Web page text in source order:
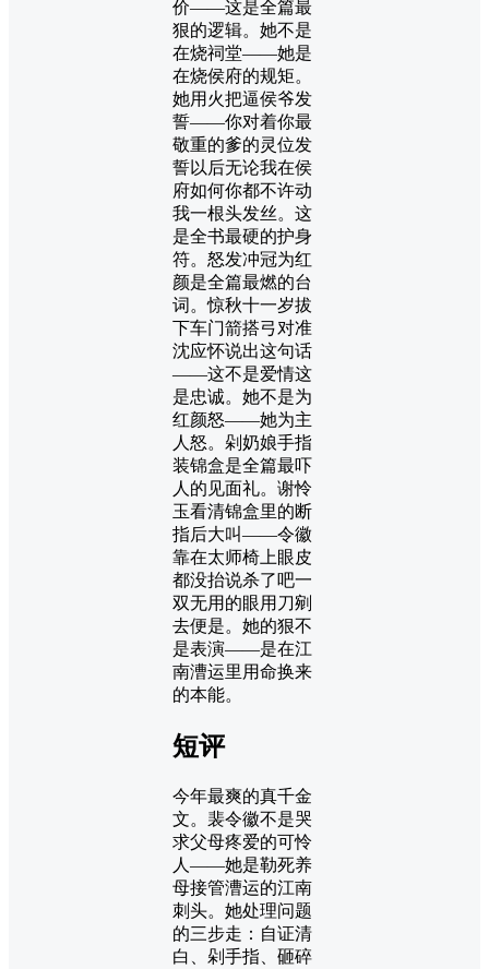
价——这是全篇最
狠的逻辑。她不是
在烧祠堂——她是
在烧侯府的规矩。
她用火把逼侯爷发
誓——你对着你最
敬重的爹的灵位发
誓以后无论我在侯
府如何你都不许动
我一根头发丝。这
是全书最硬的护身
符。怒发冲冠为红
颜是全篇最燃的台
词。惊秋十一岁拔
下车门箭搭弓对准
沈应怀说出这句话
——这不是爱情这
是忠诚。她不是为
红颜怒——她为主
人怒。剁奶娘手指
装锦盒是全篇最吓
人的见面礼。谢怜
玉看清锦盒里的断
指后大叫——令徽
靠在太师椅上眼皮
都没抬说杀了吧一
双无用的眼用刀剜
去便是。她的狠不
是表演——是在江
南漕运里用命换来
的本能。
短评
今年最爽的真千金
文。裴令徽不是哭
求父母疼爱的可怜
人——她是勒死养
母接管漕运的江南
刺头。她处理问题
的三步走：自证清
白、剁手指、砸碎